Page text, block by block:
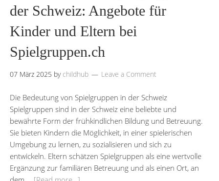
der Schweiz: Angebote für
Kinder und Eltern bei
Spielgruppen.ch
07 März 2025 by childhub Leave a Comment
Die Bedeutung von Spielgruppen in der Schweiz
Spielgruppen sind in der Schweiz eine beliebte und
bewährte Form der frühkindlichen Bildung und Betreuung.
Sie bieten Kindern die Möglichkeit, in einer spielerischen
Umgebung zu lernen, zu sozialisieren und sich zu
entwickeln. Eltern schätzen Spielgruppen als eine wertvolle
Ergänzung zur familiären Betreuung und als einen Ort, an